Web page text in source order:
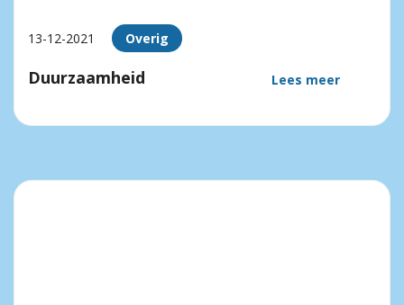
13-12-2021 Overig
Duurzaamheid Lees meer